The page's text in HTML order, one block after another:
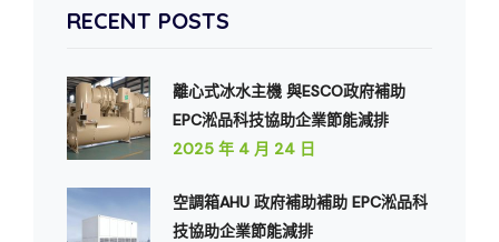
RECENT POSTS
離心式冰水主機 與ESCO政府補助
EPC淞品科技協助企業節能減排
2025 年 4 月 24 日
空調箱AHU 政府補助補助 EPC淞品科
技協助企業節能減排